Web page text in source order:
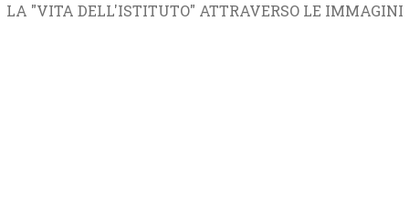
LA "VITA DELL'ISTITUTO" ATTRAVERSO LE IMMAGINI